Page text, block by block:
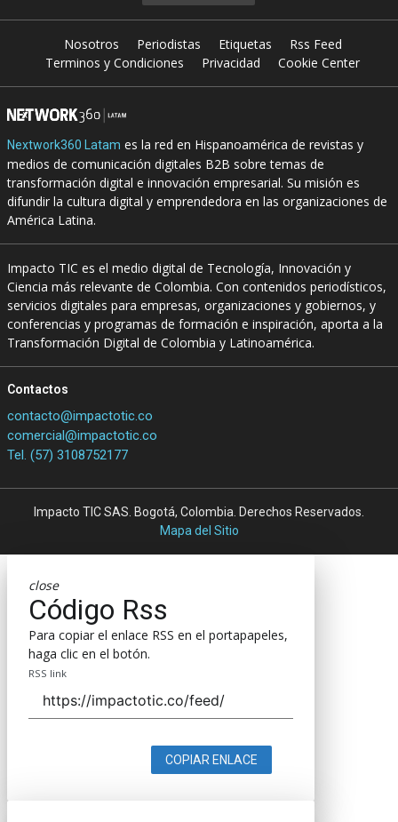
Nosotros Periodistas Etiquetas
Rss Feed
Terminos y Condiciones
Privacidad Cookie Center
Nextwork360 Latam es la red en Hispanoamérica de revistas y
medios de comunicación digitales B2B sobre temas de
transformación digital e innovación empresarial. Su misión es
difundir la cultura digital y emprendedora en las organizaciones de
América Latina.
Impacto TIC es el medio digital de Tecnología, Innovación y
Ciencia más relevante de Colombia. Con contenidos periodísticos,
servicios digitales para empresas, organizaciones y gobiernos, y
conferencias y programas de formación e inspiración, aporta a la
Transformación Digital de Colombia y Latinoamérica.
Contactos
contacto@impactotic.co
comercial@impactotic.co
Tel. (57) 3108752177
Impacto TIC SAS. Bogotá, Colombia. Derechos Reservados.
Mapa del Sitio
close
Código Rss
Para copiar el enlace RSS en el portapapeles,
haga clic en el botón.
RSS link
COPIAR ENLACE